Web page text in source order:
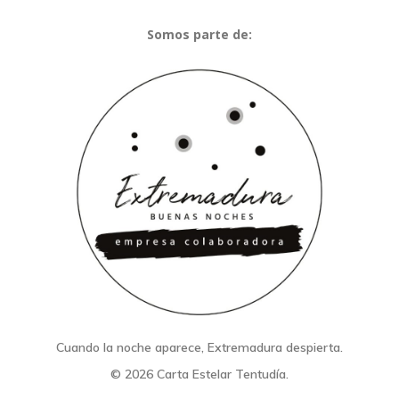
Somos parte de:
Cuando la noche aparece, Extremadura despierta.
© 2026 Carta Estelar Tentudía.